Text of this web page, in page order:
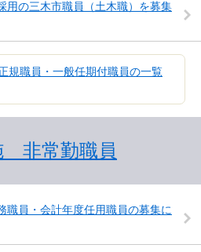
用の三木市職員（土木職）を募集
規職員・一般任期付職員の一覧
非常勤職員
職員・会計年度任用職員の募集に